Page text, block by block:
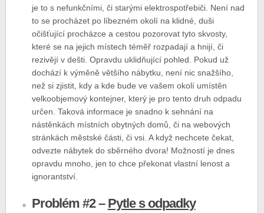
je to s nefunkčními, či starými elektrospotřebiči. Není nad
to se procházet po líbezném okolí na klidné, duši
očišťující procházce a cestou pozorovat tyto skvosty,
které se na jejich místech téměř rozpadají a hnijí, či
rezivějí v dešti. Opravdu uklidňující pohled. Pokud už
dochází k výměně většího nábytku, není nic snažšího,
než si zjistit, kdy a kde bude ve vašem okolí umístěn
velkoobjemový kontejner, který je pro tento druh odpadu
určen. Taková informace je snadno k sehnání na
nástěnkách místních obytných domů, či na webových
stránkách městské části, či vsi. A když nechcete čekat,
odvezte nábytek do sběrného dvora! Možností je dnes
opravdu mnoho, jen to chce překonat vlastní lenost a
ignorantství.
Problém #2 – Pytle s odpadky